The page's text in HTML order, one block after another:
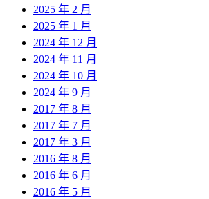
2025 年 2 月
2025 年 1 月
2024 年 12 月
2024 年 11 月
2024 年 10 月
2024 年 9 月
2017 年 8 月
2017 年 7 月
2017 年 3 月
2016 年 8 月
2016 年 6 月
2016 年 5 月